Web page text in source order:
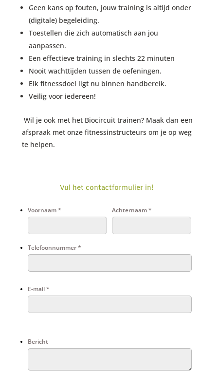
Geen kans op fouten, jouw training is altijd onder
(digitale) begeleiding.
Toestellen die zich automatisch aan jou
aanpassen.
Een effectieve training in slechts 22 minuten
Nooit wachttijden tussen de oefeningen.
Elk fitnessdoel ligt nu binnen handbereik.
Veilig voor iedereen!
Wil je ook met het Biocircuit trainen? Maak dan een
afspraak met onze fitnessinstructeurs om je op weg
te helpen.
Vul het contactformulier in!
Voornaam* Achternaam*
Telefoonnummer*
E-mail*
Bericht